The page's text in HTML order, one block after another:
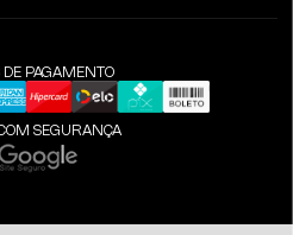
DE PAGAMENTO
SEGURANÇA